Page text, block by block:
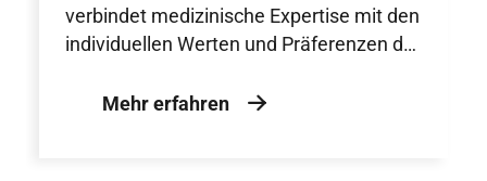
verbindet medizinische Expertise mit den
individuellen Werten und Präferenzen der
Entscheidungshilfen als zentraler
Mehr erfahren